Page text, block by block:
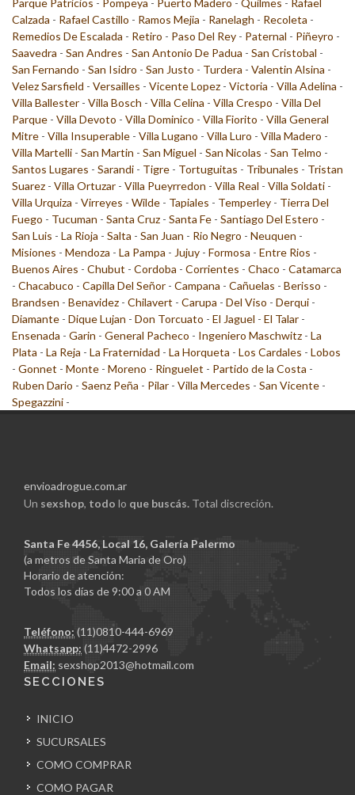
Calzada - Rafael Castillo - Ramos Mejia - Ranelagh - Recoleta -
Remedios De Escalada - Retiro - Paso Del Rey - Paternal - Piñeyro -
Saavedra - San Andres - San Antonio De Padua - San Cristobal -
San Fernando - San Isidro - San Justo - Turdera - Valentin Alsina -
Velez Sarsfield - Versailles - Vicente Lopez - Victoria - Villa Adelina -
Villa Ballester - Villa Bosch - Villa Celina - Villa Crespo - Villa Del
Parque - Villa Devoto - Villa Dominico - Villa Fiorito - Villa General
Mitre - Villa Insuperable - Villa Lugano - Villa Luro - Villa Madero -
Villa Martelli - San Martin - San Miguel - San Nicolas - San Telmo -
Santos Lugares - Sarandi - Tigre - Tortuguitas - Tribunales - Tristan
Suarez - Villa Ortuzar - Villa Pueyrredon - Villa Real - Villa Soldati -
Villa Urquiza - Virreyes - Wilde - Tapiales - Temperley - Tierra Del
Fuego - Tucuman - Santa Cruz - Santa Fe - Santiago Del Estero -
San Luis - La Rioja - Salta - San Juan - Rio Negro - Neuquen -
Misiones - Mendoza - La Pampa - Jujuy - Formosa - Entre Rios -
Buenos Aires - Chubut - Cordoba - Corrientes - Chaco - Catamarca
- Chacabuco - Capilla Del Señor - Campana - Cañuelas - Berisso -
Brandsen - Benavidez - Chilavert - Carupa - Del Viso - Derqui -
Diamante - Dique Lujan - Don Torcuato - El Jaguel - El Talar -
Ensenada - Garin - General Pacheco - Ingeniero Maschwitz - La
Plata - La Reja - La Fraternidad - La Horqueta - Los Cardales - Lobos
- Gonnet - Monte - Moreno - Ringuelet - Partido de la Costa -
Ruben Dario - Saenz Peña - Pilar - Villa Mercedes - San Vicente -
Spegazzini -
envioadrogue.com.ar
Un sexshop, todo lo que buscás. Total discreción.
Santa Fe 4456, Local 16, Galería Palermo
(a metros de Santa Maria de Oro)
Horario de atención:
Todos los días de 9:00 a 0 AM
Teléfono: (11)0810-444-6969
Whatsapp: (11)4472-2996
Email: sexshop2013@hotmail.com
SECCIONES
INICIO
SUCURSALES
COMO COMPRAR
COMO PAGAR